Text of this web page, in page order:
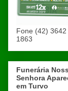
Fone (42) 3642
1863
Funerária
Senhora
em Turvo